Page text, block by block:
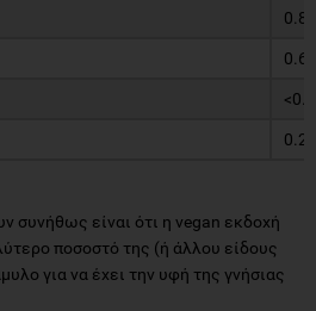
0.8
0.6
συνήθως είναι ότι η vegan εκδοχή
ποσοστό της (ή άλλου είδους
για να έχει την υφή της γνήσιας